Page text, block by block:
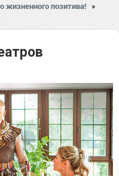
жизненного позитива! »